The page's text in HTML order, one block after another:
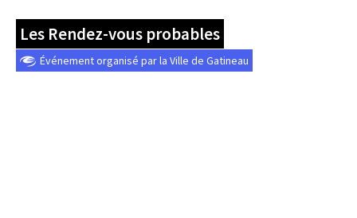
Les Rendez-vous probables
Événement organisé par la Ville de Gatineau